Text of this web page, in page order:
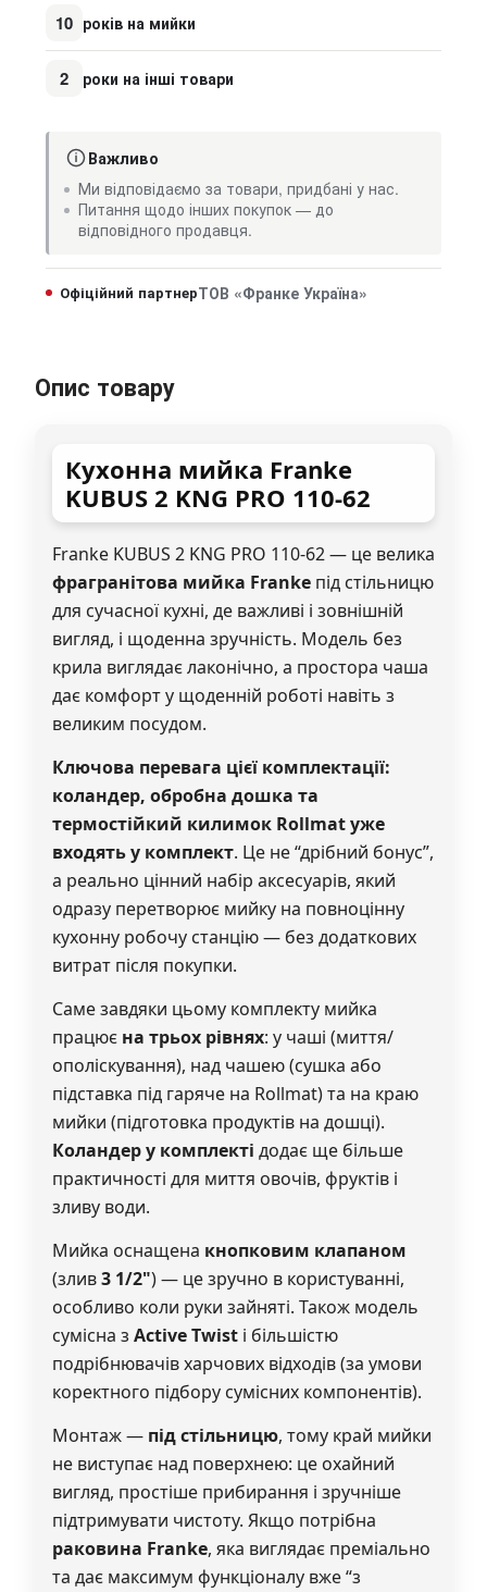
10 років на мийки
2 роки на інші товари
Важливо
Ми відповідаємо за товари, придбані у нас.
Питання щодо інших покупок — до
відповідного продавця.
Офіційний партнерТОВ «Франке Україна»
Опис товару
Кухонна мийка Franke
KUBUS 2 KNG PRO 110-62
Franke KUBUS 2 KNG PRO 110-62 — це велика
фрагранітова мийка Franke під стільницю
для сучасної кухні, де важливі і зовнішній
вигляд, і щоденна зручність. Модель без
крила виглядає лаконічно, а простора чаша
дає комфорт у щоденній роботі навіть з
великим посудом.
Ключова перевага цієї комплектації:
коландер, обробна дошка та
термостійкий килимок Rollmat уже
входять у комплект. Це не “дрібний бонус”,
а реально цінний набір аксесуарів, який
одразу перетворює мийку на повноцінну
кухонну робочу станцію — без додаткових
витрат після покупки.
Саме завдяки цьому комплекту мийка
працює на трьох рівнях: у чаші (миття/
ополіскування), над чашею (сушка або
підставка під гаряче на Rollmat) та на краю
мийки (підготовка продуктів на дошці).
Коландер у комплекті додає ще більше
практичності для миття овочів, фруктів і
зливу води.
Мийка оснащена кнопковим клапаном
(злив3 1/2") — це зручно в користуванні,
особливо коли руки зайняті. Також модель
сумісна з Active Twist і більшістю
подрібнювачів харчових відходів (за умови
коректного підбору сумісних компонентів).
Монтаж — під стільницю, тому край мийки
не виступає над поверхнею: це охайний
вигляд, простіше прибирання і зручніше
підтримувати чистоту. Якщо потрібна
раковина Franke, яка виглядає преміально
та дає максимум функціоналу вже “з